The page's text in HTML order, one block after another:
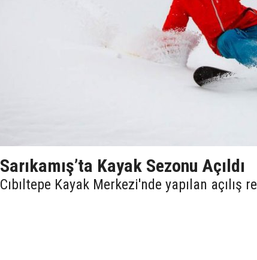
Sarıkamış’ta Kayak Sezonu Açıldı
Cıbıltepe Kayak Merkezi'nde yapılan